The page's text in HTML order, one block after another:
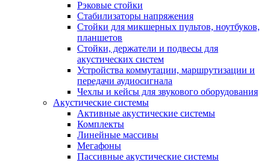
Рэковые стойки
Стабилизаторы напряжения
Стойки для микшерных пультов, ноутбуков,
планшетов
Стойки, держатели и подвесы для
акустических систем
Устройства коммутации, маршрутизации и
передачи аудиосигнала
Чехлы и кейсы для звукового оборудования
Акустические системы
Активные акустические системы
Комплекты
Линейные массивы
Мегафоны
Пассивные акустические системы